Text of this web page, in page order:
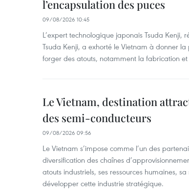
l’encapsulation des puces
09/08/2026 10:45
L’expert technologique japonais Tsuda Kenji,
Tsuda Kenji, a exhorté le Vietnam à donner
forger des atouts, notamment la fabrication et
Le Vietnam, destination
des semi-conducteurs
09/08/2026 09:56
Le Vietnam s’impose comme l’un des
diversification des chaînes
atouts industriels, ses ressources humaines,
développer cette industrie stratégique.